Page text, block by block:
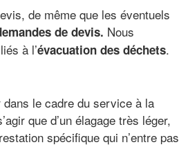
de même que les éventuels
de devis. Nous
à l’évacuation des déchets.
dans le cadre du service à la
que d’un élagage très léger,
spécifique qui n’entre pas